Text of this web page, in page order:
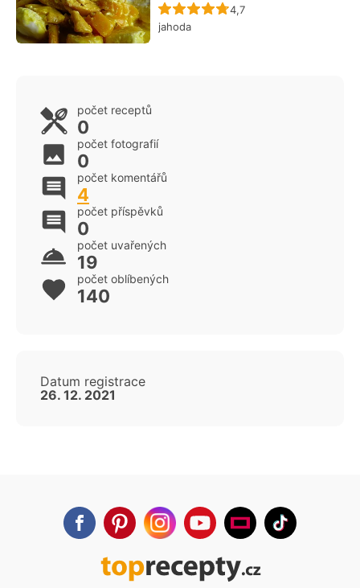
Recept ještě nebyl
4,7
jahoda
počet receptů
0
počet fotografií
0
počet komentářů
4
počet příspěvků
0
počet uvařených
19
počet oblíbených
140
Datum registrace
26. 12. 2021